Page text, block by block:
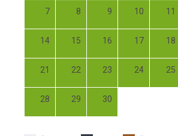
7 8 9 10 11
14 15 16 17 18
21 22 23 24 25
28 29 30